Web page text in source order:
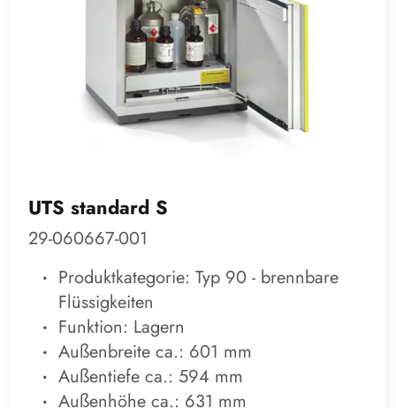
UTS standard S
29-060667-001
Produktkategorie: Typ 90 - brennbare
Flüssigkeiten
Funktion: Lagern
Außenbreite ca.: 601 mm
Außentiefe ca.: 594 mm
Außenhöhe ca.: 631 mm